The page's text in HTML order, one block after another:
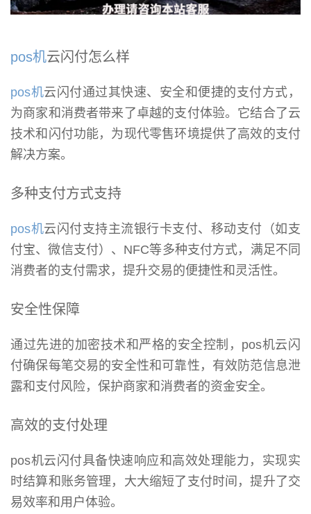
pos机云闪付怎么样
pos机云闪付通过其快速、安全和便捷的支付方式，
为商家和消费者带来了卓越的支付体验。它结合了云
技术和闪付功能，为现代零售环境提供了高效的支付
解决方案。
多种支付方式支持
pos机云闪付支持主流银行卡支付、移动支付（如支
付宝、微信支付）、NFC等多种支付方式，满足不同
消费者的支付需求，提升交易的便捷性和灵活性。
安全性保障
通过先进的加密技术和严格的安全控制，pos机云闪
付确保每笔交易的安全性和可靠性，有效防范信息泄
露和支付风险，保护商家和消费者的资金安全。
高效的支付处理
pos机云闪付具备快速响应和高效处理能力，实现实
时结算和账务管理，大大缩短了支付时间，提升了交
易效率和用户体验。